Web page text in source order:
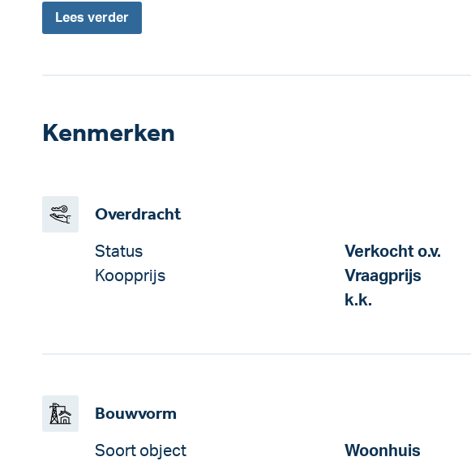
Lees verder
Kenmerken
Overdracht
Status
Verkocht o.v.
Koopprijs
Vraagprijs
k.k.
Bouwvorm
Soort object
Woonhuis